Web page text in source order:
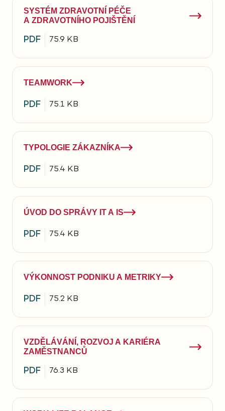
SYSTÉM ZDRAVOTNÍ PÉČE
A ZDRAVOTNÍHO POJIŠTĚNÍ
PDF 75.9 KB
TEAMWORK
PDF 75.1 KB
TYPOLOGIE ZÁKAZNÍKA
PDF 75.4 KB
ÚVOD DO SPRÁVY IT A IS
PDF 75.4 KB
VÝKONNOST PODNIKU A METRIKY
PDF 75.2 KB
VZDĚLÁVÁNÍ, ROZVOJ A KARIÉRA
ZAMĚSTNANCŮ
PDF 76.3 KB